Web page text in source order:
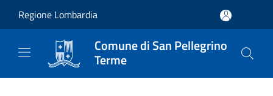
Regione Lombardia
Comune di San Pellegrino
Terme